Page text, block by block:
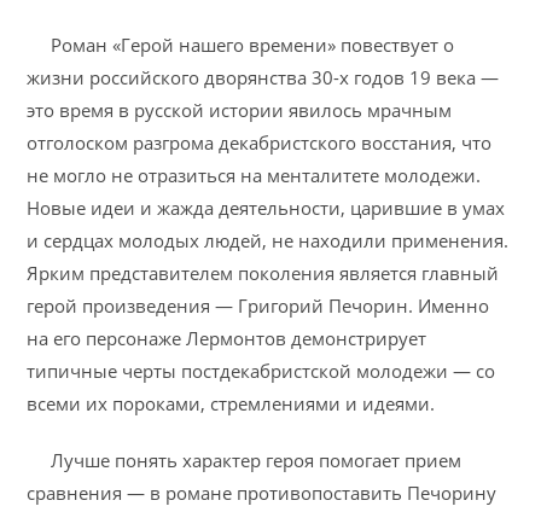
Роман «Герой нашего времени» повествует о
жизни российского дворянства 30-х годов 19 века —
это время в русской истории явилось мрачным
отголоском разгрома декабристского восстания, что
не могло не отразиться на менталитете молодежи.
Новые идеи и жажда деятельности, царившие в умах
и сердцах молодых людей, не находили применения.
Ярким представителем поколения является главный
герой произведения — Григорий Печорин. Именно
на его персонаже Лермонтов демонстрирует
типичные черты постдекабристской молодежи — со
всеми их пороками, стремлениями и идеями.
Лучше понять характер героя помогает прием
сравнения — в романе противопоставить Печорину